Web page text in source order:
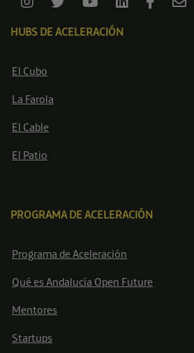
HUBS DE ACELERACIÓN
El Cubo
La Farola
El Cable
El Patio
PROGRAMA DE ACELERACIÓN
Programa de Aceleración
Qué es Andalucía Open Future
Mentores
Startups